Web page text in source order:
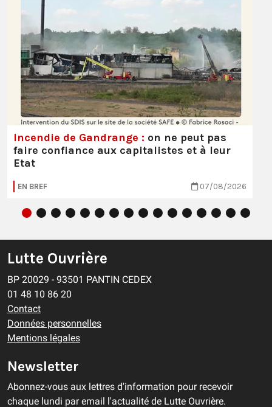
Incendie de Gandrange : on ne peut pas
faire confiance aux capitalistes et à leur
Etat
EN BREF 07/08/2026
Lutte Ouvrière
BP 20029 - 93501 PANTIN CEDEX
01 48 10 86 20
Contact
Données personnelles
Mentions légales
Newsletter
Abonnez-vous aux lettres d'information pour recevoir
chaque lundi par email l'actualité de Lutte Ouvrière.